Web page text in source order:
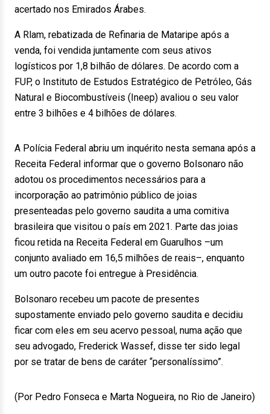
acertado nos Emirados Árabes.
A Rlam, rebatizada de Refinaria de Mataripe após a
venda, foi vendida juntamente com seus ativos
logísticos por 1,8 bilhão de dólares. De acordo com a
FUP, o Instituto de Estudos Estratégico de Petróleo, Gás
Natural e Biocombustíveis (Ineep) avaliou o seu valor
entre 3 bilhões e 4 bilhões de dólares.
A Polícia Federal abriu um inquérito nesta semana após a
Receita Federal informar que o governo Bolsonaro não
adotou os procedimentos necessários para a
incorporação ao patrimônio público de joias
presenteadas pelo governo saudita a uma comitiva
brasileira que visitou o país em 2021. Parte das joias
ficou retida na Receita Federal em Guarulhos –um
conjunto avaliado em 16,5 milhões de reais–, enquanto
um outro pacote foi entregue à Presidência.
Bolsonaro recebeu um pacote de presentes
supostamente enviado pelo governo saudita e decidiu
ficar com eles em seu acervo pessoal, numa ação que
seu advogado, Frederick Wassef, disse ter sido legal
por se tratar de bens de caráter “personalíssimo”.
(Por Pedro Fonseca e Marta Nogueira, no Rio de Janeiro)